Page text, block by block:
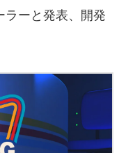
ーと発表、開発